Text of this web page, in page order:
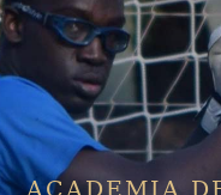
ACADEMIA